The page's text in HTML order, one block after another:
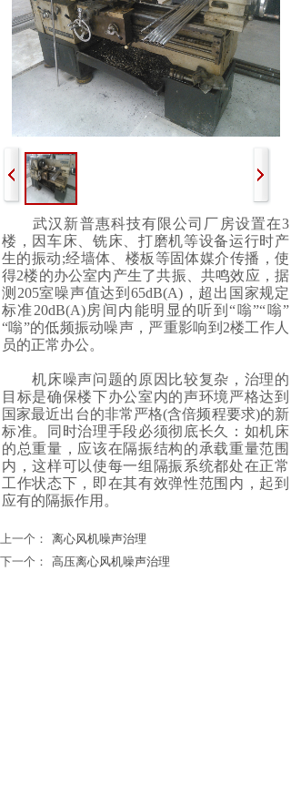
武汉新普惠科技有限公司厂房设置在3
楼，因车床、铣床、打磨机等设备运行时产
生的振动;经墙体、楼板等固体媒介传播，使
得2楼的办公室内产生了共振、共鸣效应，据
测205室噪声值达到65dB(A)，超出国家规定
标准20dB(A)房间内能明显的听到“嗡”“嗡”
“嗡”的低频振动噪声，严重影响到2楼工作人
员的正常办公。
机床噪声问题的原因比较复杂，治理的
目标是确保楼下办公室内的声环境严格达到
国家最近出台的非常严格(含倍频程要求)的新
标准。同时治理手段必须彻底长久：如机床
的总重量，应该在隔振结构的承载重量范围
内，这样可以使每一组隔振系统都处在正常
工作状态下，即在其有效弹性范围内，起到
应有的隔振作用。
上一个：
离心风机噪声治理
下一个：
高压离心风机噪声治理